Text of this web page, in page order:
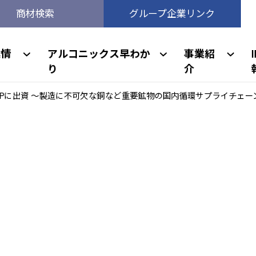
アルコニックス早わか
り
事業紹
介
商材検索 グループ企業リンク
出資 ～製造に不可欠な銅など重要鉱物の国内循環サプライチェ